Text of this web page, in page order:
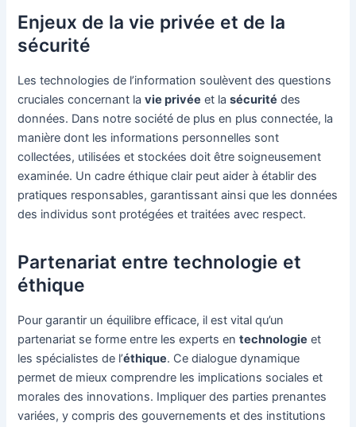
Enjeux de la vie privée et de la
sécurité
Les technologies de l’information soulèvent des questions
cruciales concernant lavie privée et lasécurité des
données. Dans notre société de plus en plus connectée, la
manière dont les informations personnelles sont
collectées, utilisées et stockées doit être soigneusement
examinée. Un cadre éthique clair peut aider à établir des
pratiques responsables, garantissant ainsi que les données
des individus sont protégées et traitées avec respect.
Partenariat entre technologie et
éthique
Pour garantir un équilibre efficace, il est vital qu’un
partenariat se forme entre les experts entechnologie et
les spécialistes de l’éthique. Ce dialogue dynamique
permet de mieux comprendre les implications sociales et
morales des innovations. Impliquer des parties prenantes
variées, y compris des gouvernements et des institutions